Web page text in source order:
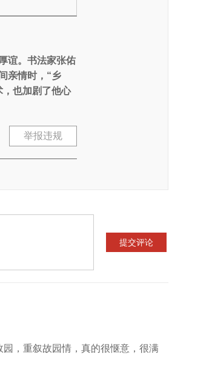
谊。书法家张佑
亲情时，“乡
也加剧了他心
举报违规
，重叙故园情，真的很惬意，很满